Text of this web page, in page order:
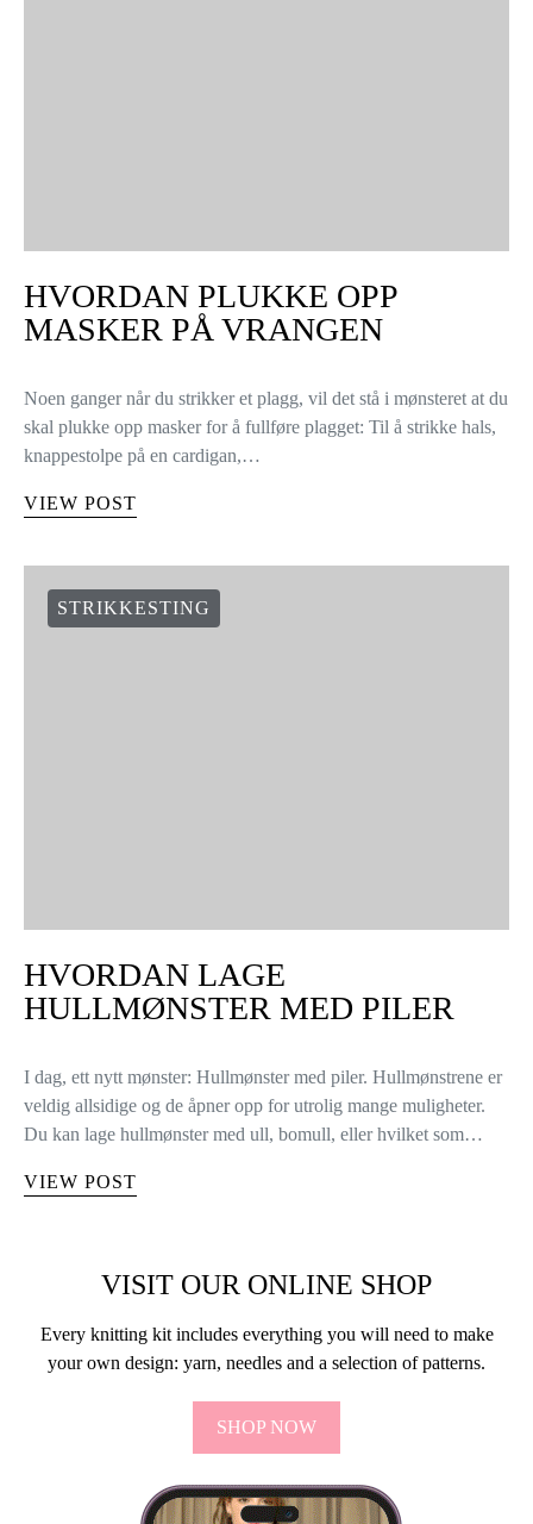
HVORDAN PLUKKE OPP
MASKER PÅ VRANGEN
Noen ganger når du strikker et plagg, vil det stå i mønsteret at du
skal plukke opp masker for å fullføre plagget: Til å strikke hals,
knappestolpe på en cardigan,…
VIEW POST
STRIKKESTING
HVORDAN LAGE
HULLMØNSTER MED PILER
I dag, ett nytt mønster: Hullmønster med piler. Hullmønstrene er
veldig allsidige og de åpner opp for utrolig mange muligheter.
Du kan lage hullmønster med ull, bomull, eller hvilket som…
VIEW POST
VISIT OUR ONLINE SHOP
Every knitting kit includes everything you will need to make
your own design: yarn, needles and a selection of patterns.
SHOP NOW